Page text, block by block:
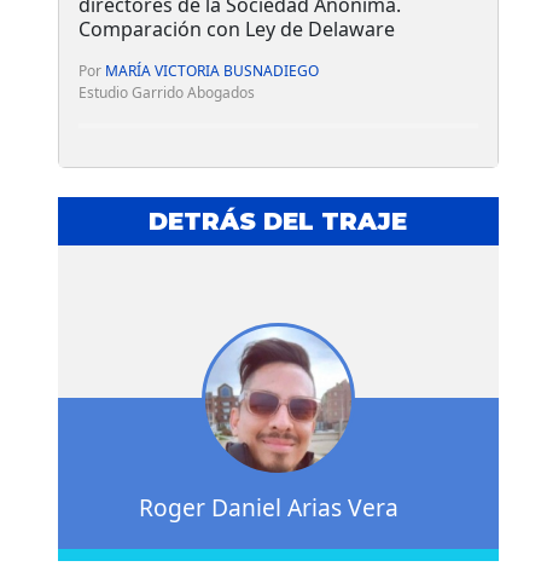
Comparación con Ley de Delaware
Por MARÍA VICTORIA BUSNADIEGO
Estudio Garrido Abogados
DETRÁS DEL TRAJE
Roger Daniel Arias Vera